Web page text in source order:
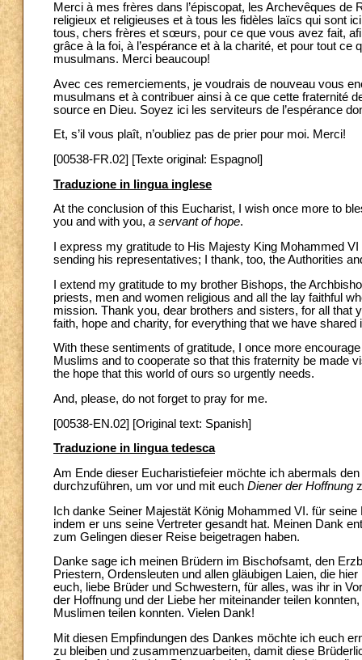
Merci à mes frères dans l’épiscopat, les Archevêques de
religieux et religieuses et à tous les fidèles laïcs qui sont
tous, chers frères et sœurs, pour ce que vous avez fait,
grâce à la foi, à l’espérance et à la charité, et pour tout
musulmans. Merci beaucoup!
Avec ces remerciements, je voudrais de nouveau vous
musulmans et à contribuer ainsi à ce que cette fraternité
source en Dieu. Soyez ici les serviteurs de l’espérance
Et, s’il vous plaît, n’oubliez pas de prier pour moi. Merci!
[00538-FR.02] [Texte original: Espagnol]
Traduzione in lingua inglese
At the conclusion of this Eucharist, I wish once more to
you and with you, a servant of hope.
I express my gratitude to His Majesty King Mohammed
sending his representatives; I thank, too, the Authorities
I extend my gratitude to my brother Bishops, the
priests, men and women religious and all the lay faithful
mission. Thank you, dear brothers and sisters, for all that
faith, hope and charity, for everything that we have
With these sentiments of gratitude, I once more
Muslims and to cooperate so that this fraternity be made
the hope that this world of ours so urgently needs.
And, please, do not forget to pray for me.
[00538-EN.02] [Original text: Spanish]
Traduzione in lingua tedesca
Am Ende dieser Eucharistiefeier möchte ich abermals
durchzuführen, um vor und mit euch Diener der Hoffnung
Ich danke Seiner Majestät König Mohammed VI. für
indem er uns seine Vertreter gesandt hat. Meinen Dank
zum Gelingen dieser Reise beigetragen haben.
Danke sage ich meinen Brüdern im Bischofsamt, den
Priestern, Ordensleuten und allen gläubigen Laien, die
euch, liebe Brüder und Schwestern, für alles, was ihr in
der Hoffnung und der Liebe her miteinander teilen
Muslimen teilen konnten. Vielen Dank!
Mit diesen Empfindungen des Dankes möchte ich euch
zu bleiben und zusammenzuarbeiten, damit diese